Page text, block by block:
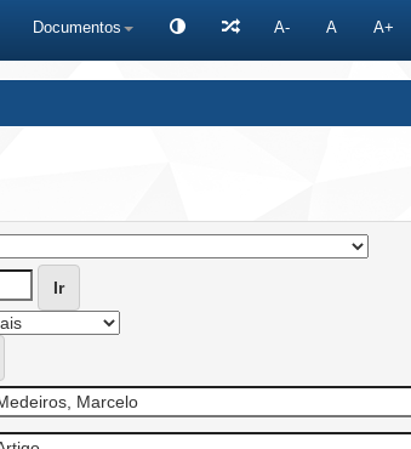
Documentos A- A A+